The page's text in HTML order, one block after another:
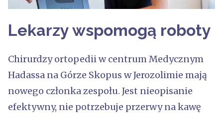
Lekarzy wspomogą roboty
Chirurdzy ortopedii w centrum Medycznym
Hadassa na Górze Skopus w Jerozolimie mają
nowego członka zespołu. Jest nieopisanie
efektywny, nie potrzebuje przerwy na kawę